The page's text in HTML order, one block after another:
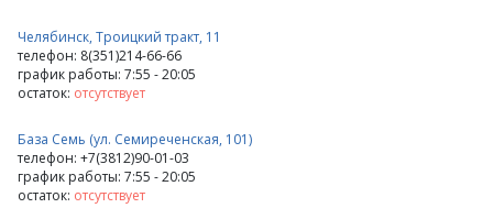
Челябинск, Троицкий тракт, 11
телефон: 8(351)214-66-66
график работы: 7:55 - 20:05
остаток: отсутствует
База Семь (ул. Семиреченская, 101)
телефон: +7(3812)90-01-03
график работы: 7:55 - 20:05
остаток: отсутствует